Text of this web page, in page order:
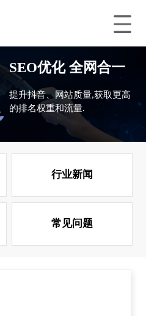
SEO优化 全网合一
提升抖音、网站质量,获取更高
的排名权重和流量.
行业新闻
常见问题